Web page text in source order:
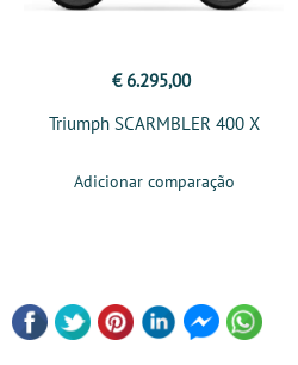
€ 6.295,00
Triumph SCARMBLER 400 X
Adicionar comparação